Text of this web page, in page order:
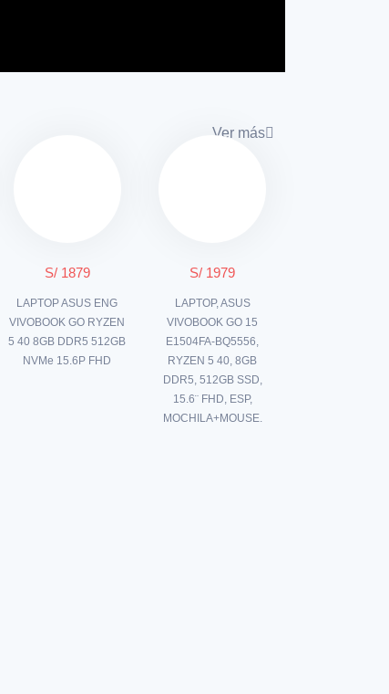
Ver más
S/ 1879
LAPTOP ASUS ENG
VIVOBOOK GO RYZEN
5 40 8GB DDR5 512GB
NVMe 15.6P FHD
S/ 1979
LAPTOP, ASUS
VIVOBOOK GO 15
E1504FA-BQ5556,
RYZEN 5 40, 8GB
DDR5, 512GB SSD,
15.6¨ FHD, ESP,
MOCHILA+MOUSE.